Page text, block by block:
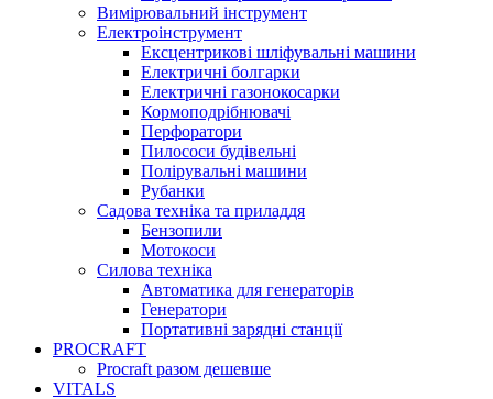
Вимірювальний інструмент
Електроінструмент
Ексцентрикові шліфувальні машини
Електричні болгарки
Електричні газонокосарки
Кормоподрібнювачі
Перфоратори
Пилососи будівельні
Полірувальні машини
Рубанки
Садова техніка та приладдя
Бензопили
Мотокоси
Силова техніка
Автоматика для генераторів
Генератори
Портативні зарядні станції
PROCRAFT
Procraft разом дешевше
VITALS